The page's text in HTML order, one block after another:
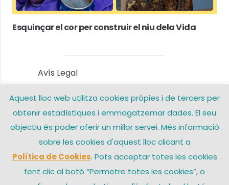
Esquinçar el cor per construir el niu dela Vida
Avís Legal
Política de privacitat
Política de Cookies
Contacte
Aquest lloc web utilitza cookies pròpies i de tercers per
obtenir estadístiques i emmagatzemar dades. El seu
objectiu és poder oferir un millor servei. Més informació
sobre les cookies d'aquest lloc clicant a
Política de Cookies. Pots acceptar totes les cookies
fent clic al botó “Permetre totes les cookies”, o